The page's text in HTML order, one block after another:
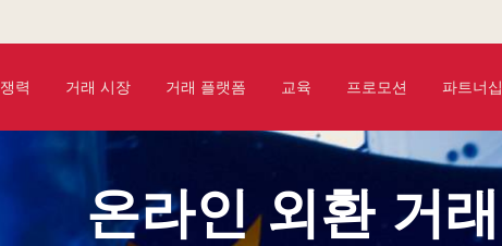
력 거래 시장 거래 플랫폼 교육 프로모션 파트너십
온라인 외환 거래